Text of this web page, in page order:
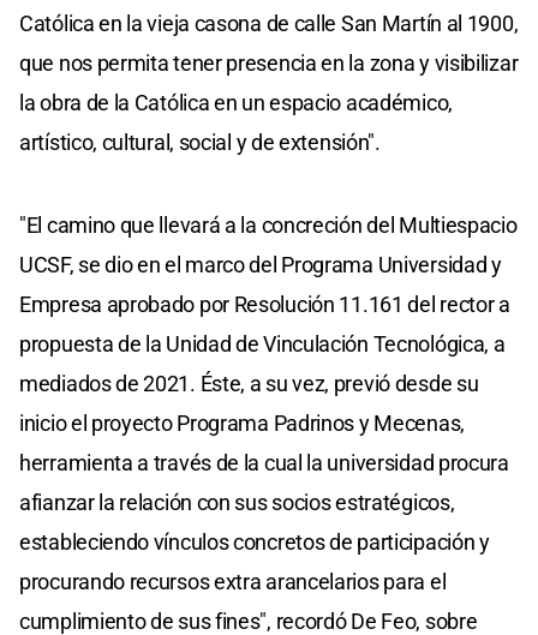
Católica en la vieja casona de calle San Martín al 1900,
que nos permita tener presencia en la zona y visibilizar
la obra de la Católica en un espacio académico,
artístico, cultural, social y de extensión".
"El camino que llevará a la concreción del Multiespacio
UCSF, se dio en el marco del Programa Universidad y
Empresa aprobado por Resolución 11.161 del rector a
propuesta de la Unidad de Vinculación Tecnológica, a
mediados de 2021. Éste, a su vez, previó desde su
inicio el proyecto Programa Padrinos y Mecenas,
herramienta a través de la cual la universidad procura
afianzar la relación con sus socios estratégicos,
estableciendo vínculos concretos de participación y
procurando recursos extra arancelarios para el
cumplimiento de sus fines", recordó De Feo, sobre